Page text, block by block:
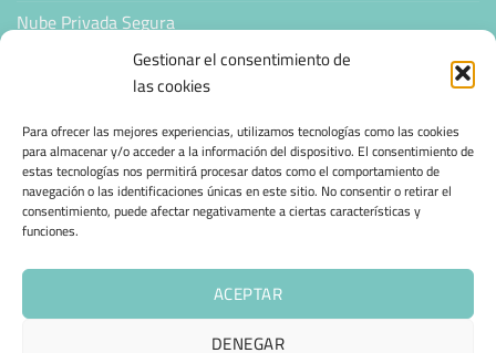
Gestionar el consentimiento de
las cookies
Para ofrecer las mejores experiencias, utilizamos tecnologías como las cookies
para almacenar y/o acceder a la información del dispositivo. El consentimiento de
estas tecnologías nos permitirá procesar datos como el comportamiento de
navegación o las identificaciones únicas en este sitio. No consentir o retirar el
consentimiento, puede afectar negativamente a ciertas características y
funciones.
ACEPTAR
DENEGAR
Nube Privada Segura
CONFIANZA & ESPECIALIZACIÓN
Sello de Confianza
Empresas Verificadas +100 Protocolos Online
Migración desde otro proveedor
Hosting ecológico + IA
Hosting Empresarial 360